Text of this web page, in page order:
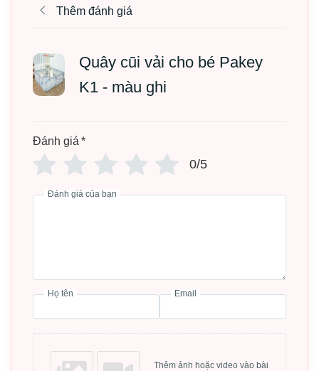
Mục lục bài viết
Thông tin sản phẩm
Họa tiết: Gấu
Kích thước: 1m2x1m8, 1m5x1m8, 1m8x2m
Chất liệu: Khung inox không gỉ, vải lưới thoáng khí
Thêm đánh giá
Quây cũi vải cho bé Pakey
K1 - màu ghi
Đánh giá *
0/5
Đánh giá của bạn
Họ tên Email
Thêm ảnh hoặc video vào bài